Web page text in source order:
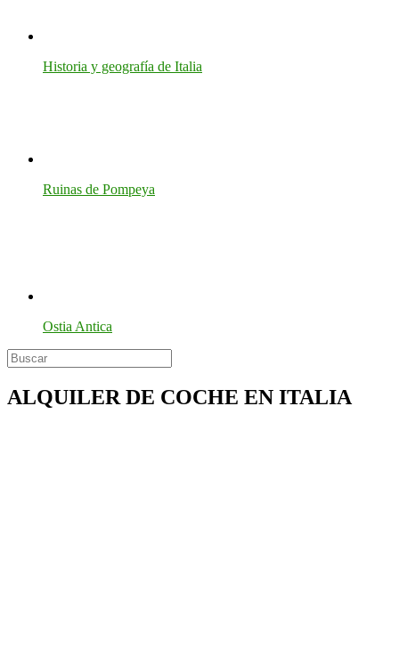
Historia y geografía de Italia
Ruinas de Pompeya
Ostia Antica
ALQUILER DE COCHE EN ITALIA